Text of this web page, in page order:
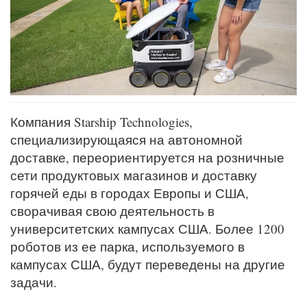
Компания Starship Technologies,
специализирующаяся на автономной
доставке, переориентируется на розничные
сети продуктовых магазинов и доставку
горячей еды в городах Европы и США,
сворачивая свою деятельность в
университетских кампусах США. Более 1200
роботов из ее парка, используемого в
кампусах США, будут переведены на другие
задачи.